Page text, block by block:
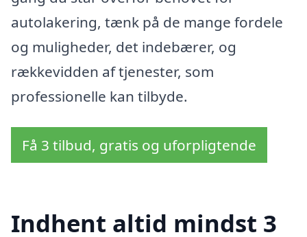
autolakering, tænk på de mange fordele
og muligheder, det indebærer, og
rækkevidden af tjenester, som
professionelle kan tilbyde.
Få 3 tilbud, gratis og uforpligtende
Indhent altid mindst 3